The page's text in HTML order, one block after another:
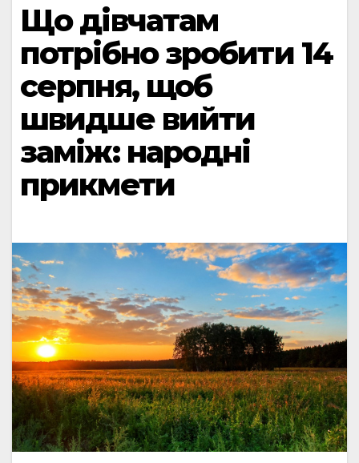
Що дівчатам
потрібно зробити 14
серпня, щоб
швидше вийти
заміж: народні
прикмети